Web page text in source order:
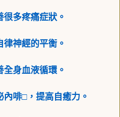
多疼痛症狀。
神經的平衡。
身血液循環。
內啡□ ，提高自癒力。